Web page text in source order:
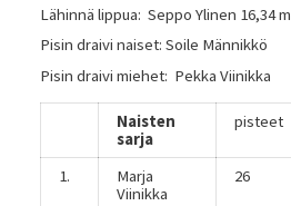
Lähinnä lippua: Seppo Ylinen 16,34 m
Pisin draivi naiset: Soile Männikkö
Pisin draivi miehet: Pekka Viinikka
Naisten
sarja
pisteet
1.
Marja
Viinikka
26